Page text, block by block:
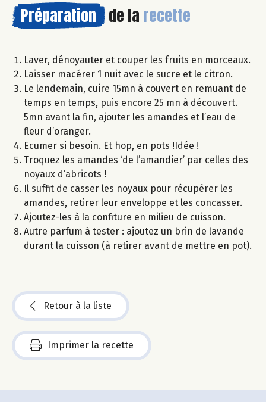
Préparation de la recette
Laver, dénoyauter et couper les fruits en morceaux.
Laisser macérer 1 nuit avec le sucre et le citron.
Le lendemain, cuire 15mn à couvert en remuant de
temps en temps, puis encore 25 mn à découvert.
5mn avant la fin, ajouter les amandes et l’eau de
fleur d’oranger.
Ecumer si besoin. Et hop, en pots !Idée !
Troquez les amandes ‘de l’amandier’ par celles des
noyaux d’abricots !
Il suffit de casser les noyaux pour récupérer les
amandes, retirer leur enveloppe et les concasser.
Ajoutez-les à la confiture en milieu de cuisson.
Autre parfum à tester : ajoutez un brin de lavande
durant la cuisson (à retirer avant de mettre en pot).
Retour à la liste
Imprimer la recette